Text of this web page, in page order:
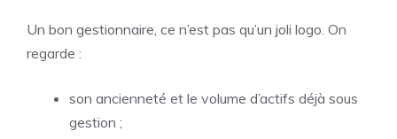
Un bon gestionnaire, ce n’est pas qu’un joli logo. On
regarde :
son ancienneté et le volume d’actifs déjà sous
gestion ;